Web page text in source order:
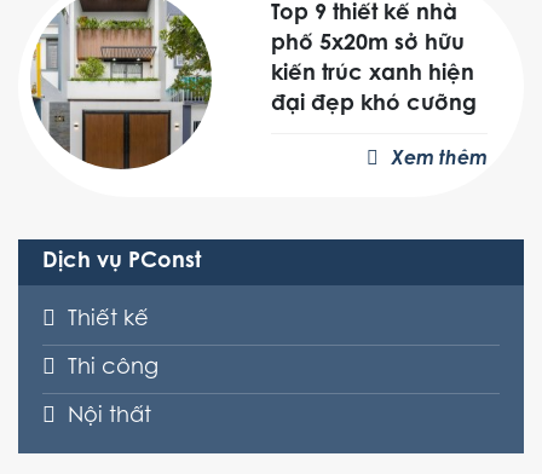
Top 9 thiết kế nhà
phố 5x20m sở hữu
kiến trúc xanh hiện
đại đẹp khó cưỡng
Xem thêm
Dịch vụ PConst
Thiết kế
Thi công
Nội thất